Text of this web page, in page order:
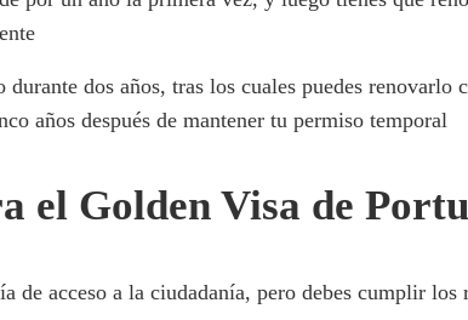
dos años, tras los cuales puedes renovarlo
años después de mantener tu permiso temporal
el Golden Visa de
de acceso a la ciudadanía, pero debes cumplir